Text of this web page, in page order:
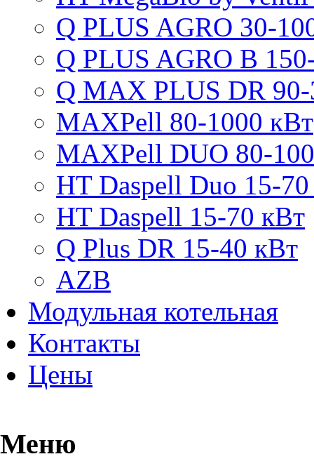
Q PLUS AGRO 30-
Q PLUS AGRO B
Q MAX PLUS DR
MAXPell 80-1000 кВт
MAXPell DUO 80-
HT Daspell Duo 15-
HT Daspell 15-70 кВт
Q Plus DR 15-40 кВт
AZB
Модульная котельная
Контакты
Цены
Меню